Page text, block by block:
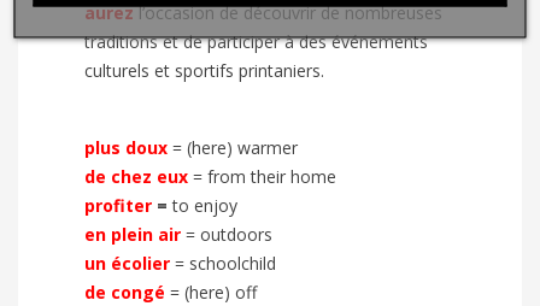
aurezl’occasion de découvrir de nombreuses
traditions et de participer à des événements
culturels et sportifs printaniers.
plus doux = (here) warmer
de chez eux = from their home
profiter =to enjoy
en plein air = outdoors
un écolier = schoolchild
de congé = (here) off